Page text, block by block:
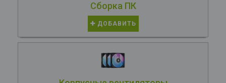
Сборка ПК
ДОБАВИТЬ